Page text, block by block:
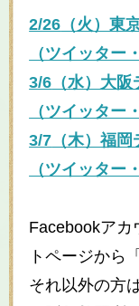
2/26 （火）東
（ツイッター
3/6 （水）大
（ツイッター
3/7 （木）福
（ツイッター
Facebookアカ
トページから
それ以外の方